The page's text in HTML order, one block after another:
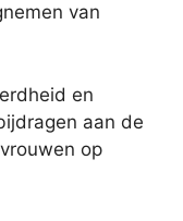
van
en
aan de
op